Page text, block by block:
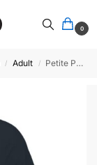
0
/ Adult / Petite PERFORMANCE T-shirt 2025-Men